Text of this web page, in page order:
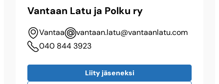
Vantaan Latu ja Polku ry
Vantaa
vantaan.latu@vantaanlatu.com
040 844 3923
Liity jäseneksi